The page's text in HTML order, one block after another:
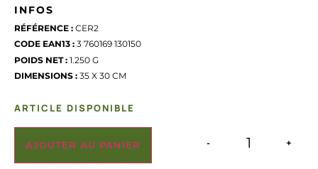
INFOS
RÉFÉRENCE : CER2
CODE EAN13 : 3 760169 130150
POIDS NET : 1.250 G
DIMENSIONS : 35 X 30 CM
ARTICLE DISPONIBLE
- +
AJOUTER AU PANIER